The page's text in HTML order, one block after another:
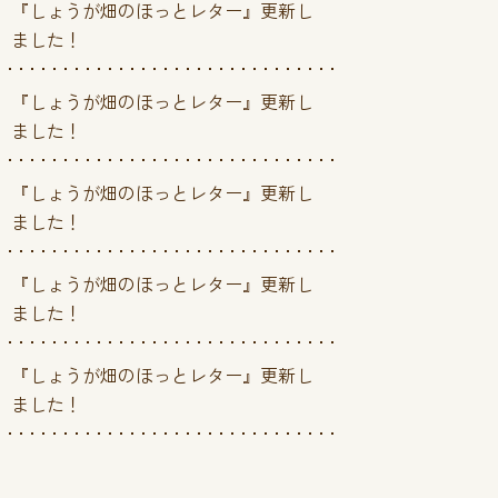
『しょうが畑のほっとレター』更新し
ました！
『しょうが畑のほっとレター』更新し
ました！
『しょうが畑のほっとレター』更新し
ました！
『しょうが畑のほっとレター』更新し
ました！
『しょうが畑のほっとレター』更新し
ました！